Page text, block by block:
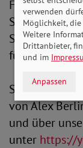
Familie,
Sie ist Obfrau
SoVD-
für Frauen,
SoVD.TV
von Alex
und über
unter https://
verwenden
Möglichkeit,
Weitere
Drittanbieter,
und im
Anpassen